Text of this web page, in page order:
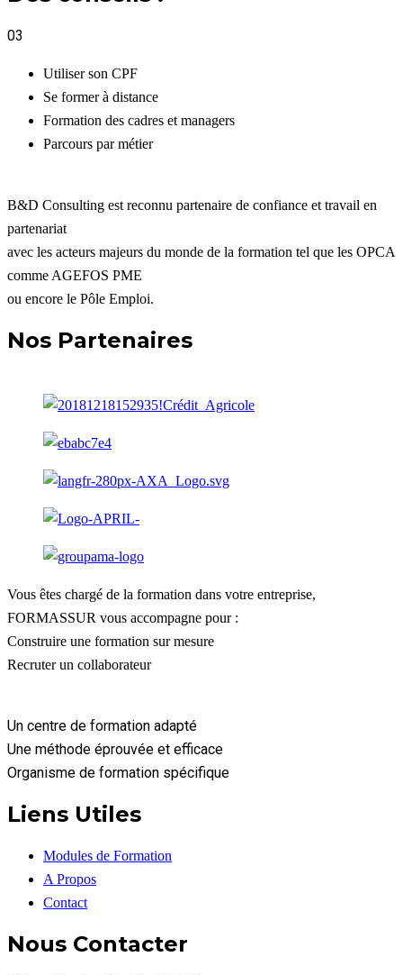
03
Utiliser son CPF
Se former à distance
Formation des cadres et managers
Parcours par métier
B&D Consulting est reconnu partenaire de confiance et travail en
partenariat
avec les acteurs majeurs du monde de la formation tel que les OPCA
comme AGEFOS PME
ou encore le Pôle Emploi.
Nos Partenaires
Vous êtes chargé de la formation dans votre entreprise,
FORMASSUR vous accompagne pour :
Construire une formation sur mesure
Recruter un collaborateur
Un centre de formation adapté
Une méthode éprouvée et efficace
Organisme de formation spécifique
Liens Utiles
Modules de Formation
A Propos
Contact
Nous Contacter